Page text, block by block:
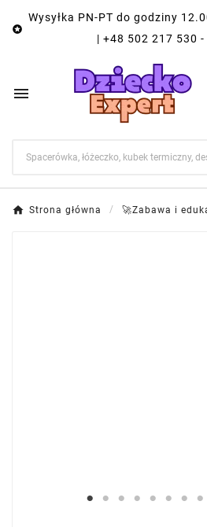

Wysyłka PN-PT do godziny
| +48 502 217 530

Strona główna 🚀Zabawa i